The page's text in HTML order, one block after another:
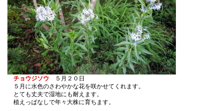
チョウジソウ ５月２０日
５月に水色のさわやかな花を咲かせてくれます。
とても丈夫で湿地にも耐えます。
植えっぱなしで年々大株に育ちます。